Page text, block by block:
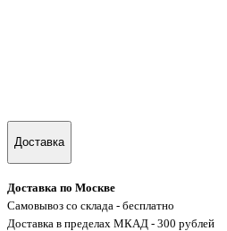
Доставка
Доставка по Москве
Самовывоз со склада - бесплатно
Доставка в пределах МКАД - 300 рублей